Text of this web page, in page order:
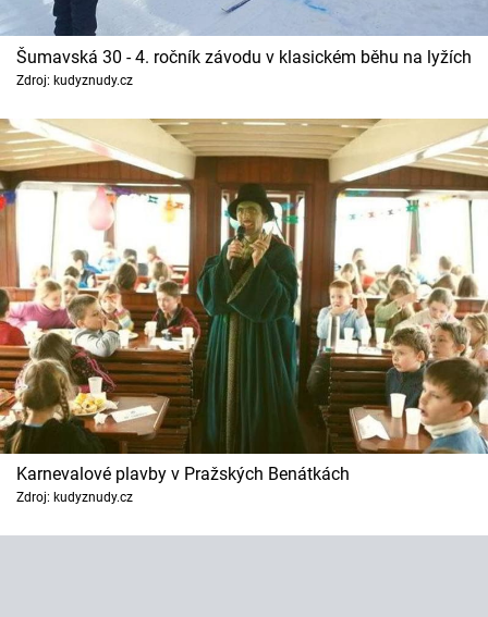
Šumavská 30 - 4. ročník závodu v klasickém běhu na lyžích
Zdroj: kudyznudy.cz
Karnevalové plavby v Pražských Benátkách
Zdroj: kudyznudy.cz